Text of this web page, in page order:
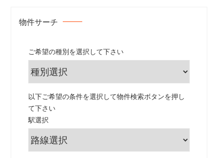
物件サーチ
ご希望の種別を選択して下さい
以下ご希望の条件を選択して物件検索ボタンを押し
て下さい
駅選択